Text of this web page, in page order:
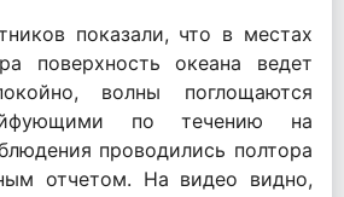
показали, что в местах
поверхность океана ведет
волны поглощаются
по течению на
проводились полтора
отчетом. На видео видно,